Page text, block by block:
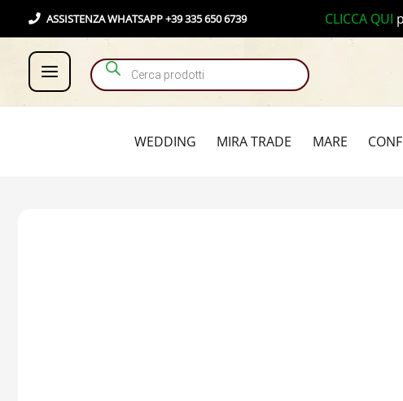
contenuto
ASSISTENZA WHATSAPP +39 335 650 6739 CLICCA QUI
Products search
WEDDING MIRA TRADE MARE